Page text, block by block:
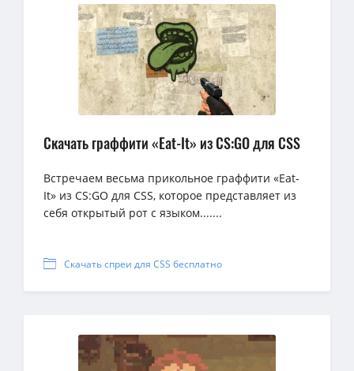
Скачать граффити «Eat-It» из CS:GO для CSS
Встречаем весьма прикольное граффити «Eat-
It» из CS:GO для CSS, которое представляет из
себя открытый рот с языком.......
Скачать спреи для CSS бесплатно